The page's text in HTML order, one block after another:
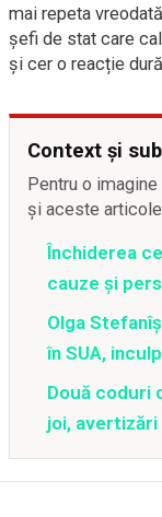
mai repeta
șefi de stat care
și cer o reacție
Context și
Pentru o
și aceste
Închiderea
cauze și
Olga
în SUA,
Două coduri
joi,